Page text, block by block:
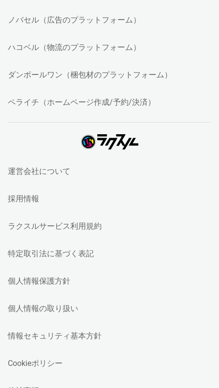
ノバセル（広告のプラットフォーム）
ハコベル（物流のプラットフォーム）
ダンボールワン（梱包材のプラットフォーム）
ペライチ（ホームページ作成/予約/決済）
運営会社について
採用情報
ラクスルサービス利用規約
特定取引法に基づく表記
個人情報保護方針
個人情報の取り扱い
情報セキュリティ基本方針
Cookieポリシー